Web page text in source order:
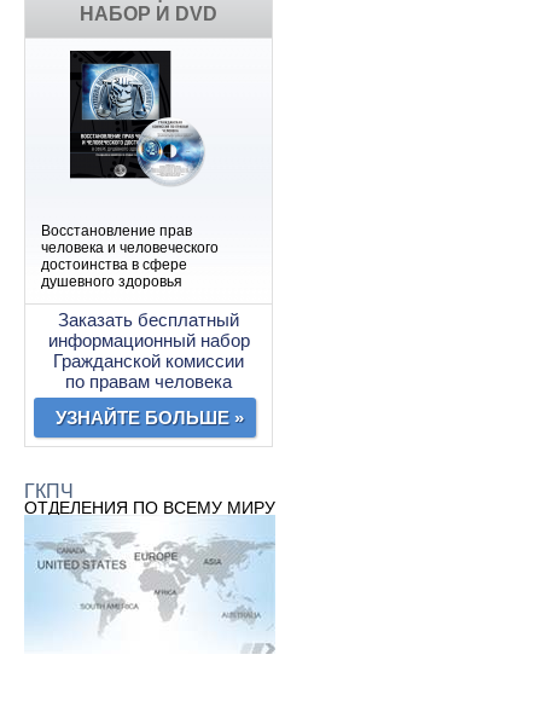
НАБОР И DVD
Восстановление прав
человека и человеческого
достоинства в сфере
душевного здоровья
Заказать бесплатный
информационный набор
Гражданской комиссии
по правам человека
УЗНАЙТЕ БОЛЬШЕ »
ГКПЧ
ОТДЕЛЕНИЯ ПО ВСЕМУ МИРУ